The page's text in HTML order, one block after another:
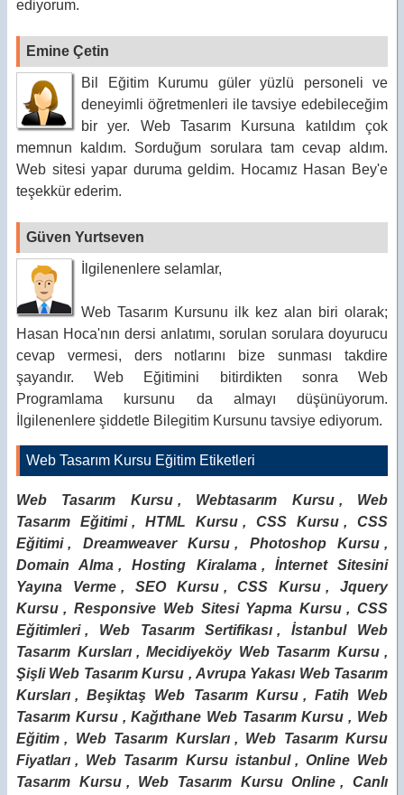
ediyorum.
Emine Çetin
Bil Eğitim Kurumu güler yüzlü personeli ve
deneyimli öğretmenleri ile tavsiye edebileceğim
bir yer. Web Tasarım Kursuna katıldım çok
memnun kaldım. Sorduğum sorulara tam cevap aldım.
Web sitesi yapar duruma geldim. Hocamız Hasan Bey'e
teşekkür ederim.
Güven Yurtseven
İlgilenenlere selamlar,
Web Tasarım Kursunu ilk kez alan biri olarak;
Hasan Hoca'nın dersi anlatımı, sorulan sorulara doyurucu
cevap vermesi, ders notlarını bize sunması takdire
şayandır. Web Eğitimini bitirdikten sonra Web
Programlama kursunu da almayı düşünüyorum.
İlgilenenlere şiddetle Bilegitim Kursunu tavsiye ediyorum.
Web Tasarım Kursu Eğitim Etiketleri
Web Tasarım Kursu , Webtasarım Kursu , Web
Tasarım Eğitimi , HTML Kursu , CSS Kursu , CSS
Eğitimi , Dreamweaver Kursu , Photoshop Kursu ,
Domain Alma ,Hosting Kiralama , İnternet Sitesini
Yayına Verme , SEO Kursu ,CSS Kursu ,Jquery
Kursu , Responsive Web Sitesi Yapma Kursu ,CSS
Eğitimleri , Web Tasarım Sertifikası ,İstanbul Web
Tasarım Kursları ,Mecidiyeköy Web Tasarım Kursu ,
Şişli Web Tasarım Kursu , Avrupa Yakası Web Tasarım
Kursları ,Beşiktaş Web Tasarım Kursu , Fatih Web
Tasarım Kursu ,Kağıthane Web Tasarım Kursu , Web
Eğitim , Web Tasarım Kursları , Web Tasarım Kursu
Fiyatları , Web Tasarım Kursu istanbul , Online Web
Tasarım Kursu , Web Tasarım Kursu Online ,Canlı